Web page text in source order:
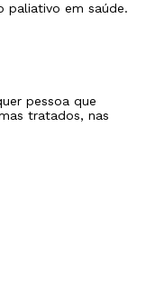
paliativo em saúde.
pessoa que
tratados, nas